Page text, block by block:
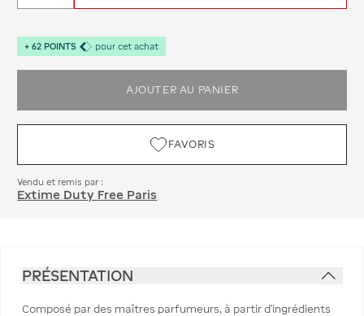
+ 62 POINTS pour cet achat
AJOUTER AU PANIER
FAVORIS
Vendu et remis par :
Extime Duty Free Paris
PRÉSENTATION
Composé par des maîtres parfumeurs, à partir d'ingrédients